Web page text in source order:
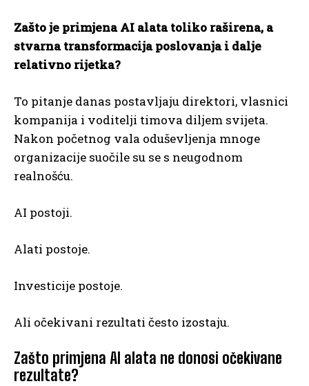
Zašto je primjena AI alata toliko raširena, a
stvarna transformacija poslovanja i dalje
relativno rijetka?
To pitanje danas postavljaju direktori, vlasnici
kompanija i voditelji timova diljem svijeta.
Nakon početnog vala oduševljenja mnoge
organizacije suočile su se s neugodnom
realnošću.
AI postoji.
Alati postoje.
Investicije postoje.
Ali očekivani rezultati često izostaju.
Zašto primjena AI alata ne donosi očekivane
rezultate?